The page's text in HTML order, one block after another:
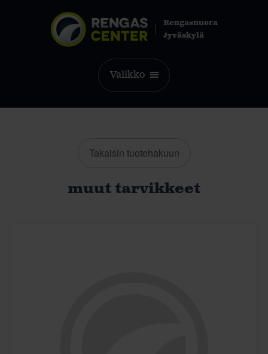
Rengasnuora
Jyväskylä
Valikko
Takaisin tuotehakuun
muut tarvikkeet